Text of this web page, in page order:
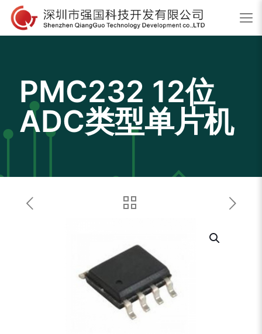
PMC232 12位
ADC类型单片机